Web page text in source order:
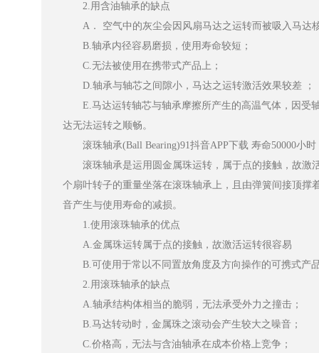
2.用含油轴承的缺点
A． 空气中的灰尘会因风扇马达之运转而被吸入马达核心
B.轴承内径容易磨损，使用寿命较短；
C.无法被使用在携带式产品上；
D.轴承与轴芯之间隙小，马达之运转激活效果较差 ；
E.马达运转轴芯与轴承摩擦所产生的高温气体，因受轴
达无法运转之顺畅。
滚珠轴承(Ball Bearing)91抖音APP下载 寿命50000小时
滚珠轴承是运用圆金属珠运转，属于点的接触，故激
个扇叶转子的重量坐落在滚珠轴承上，且由弹簧间接顶撑着
音产生与使用寿命的减损。
1.使用滚珠轴承的优点
A.金属珠运转属于点的接触，故激活运转很容易
B.可使用于常以不同置放角度及方向操作的可携式产品(
2.用滚珠轴承的缺点
A.轴承结构体相当的脆弱，无法承受外力之撞击；
B.马达转动时，金属珠之滚动会产生较大之噪音；
C.价格高，无法与含油轴承在成本价格上竞争；